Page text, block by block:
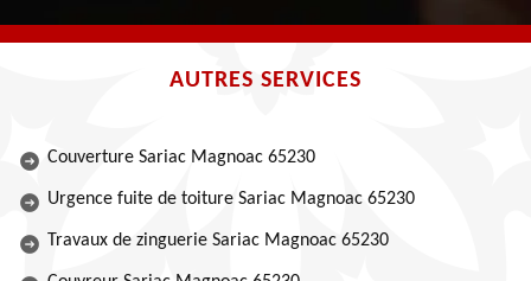
AUTRES SERVICES
Couverture Sariac Magnoac 65230
Urgence fuite de toiture Sariac Magnoac 65230
Travaux de zinguerie Sariac Magnoac 65230